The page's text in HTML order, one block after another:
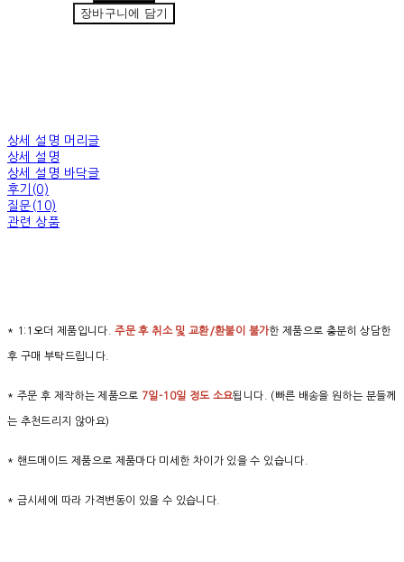
장바구니에 담기
상세 설명 머리글
상세 설명
상세 설명 바닥글
후기(0)
질문(10)
관련 상품
* 1:1오더 제품입니다.주문 후 취소 및 교환/환불이 불가한 제품으로 충분히 상담한
후 구매 부탁드립니다.
* 주문 후 제작하는 제품으로 7일-10일 정도 소요됩니다. (빠른 배송을 원하는 분들께
는 추천드리지 않아요)
* 핸드메이드 제품으로 제품마다 미세한 차이가 있을 수 있습니다.
* 금시세에 따라 가격변동이 있을 수 있습니다.